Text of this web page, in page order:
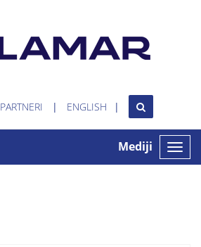
PARTNERI ENGLISH
Toggle
Mediji